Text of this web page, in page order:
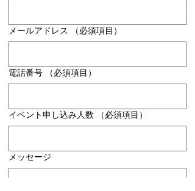
メールアドレス （必須項目）
電話番号 （必須項目）
イベント申し込み人数 （必須項目）
メッセージ